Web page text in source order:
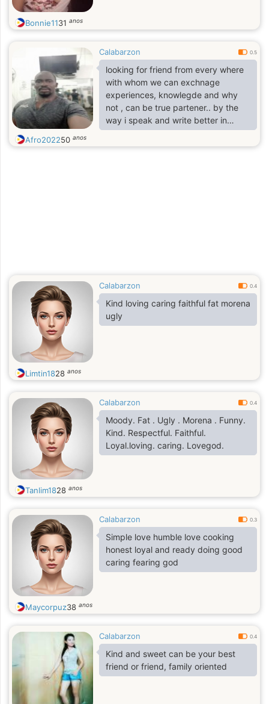
Bonnie1131 anos
Calabarzon 0.5
looking for friend from every where
with whom we can exchnage
experiences, knowlegde and why
not , can be true partener.. by the
way i speak and write better in
french
Afro202250 anos
Calabarzon 0.4
Kind loving caring faithful fat morena
ugly
Limtin1828 anos
Calabarzon 0.4
Moody. Fat . Ugly . Morena . Funny.
Kind. Respectful. Faithful.
Loyal.loving. caring. Lovegod.
Tanlim1828 anos
Calabarzon 0.3
Simple love humble love cooking
honest loyal and ready doing good
caring fearing god
Maycorpuz38 anos
Calabarzon 0.4
Kind and sweet can be your best
friend or friend, family oriented